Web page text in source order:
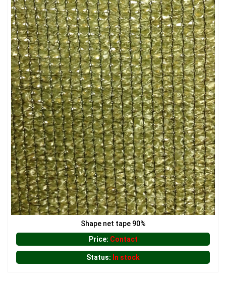
Shape net tape 90%
Price: Contact
Status: In stock